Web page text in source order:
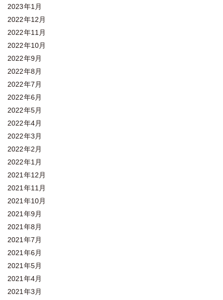
2023年1月
2022年12月
2022年11月
2022年10月
2022年9月
2022年8月
2022年7月
2022年6月
2022年5月
2022年4月
2022年3月
2022年2月
2022年1月
2021年12月
2021年11月
2021年10月
2021年9月
2021年8月
2021年7月
2021年6月
2021年5月
2021年4月
2021年3月